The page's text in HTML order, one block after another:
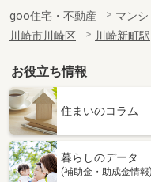
goo住宅・不動産 マン
川崎市川崎区
川崎新町駅
お役立ち情報
住まいのコラム
暮らしのデータ
(補助金・助成金情報)